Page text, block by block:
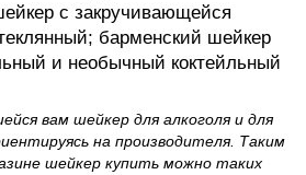
с закручивающейся
барменский шейкер
и необычный коктейльный
вам шейкер для алкоголя и для
на производителя. Таким
шейкер купить можно таких